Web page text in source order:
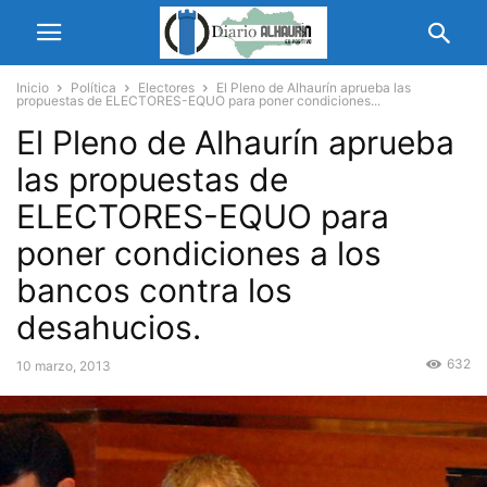
Inicio Política Electores
El Pleno de Alhaurín aprueba las
propuestas de ELECTORES-EQUO para poner condiciones...
El Pleno de Alhaurín aprueba
las propuestas de
ELECTORES-EQUO para
poner condiciones a los
bancos contra los
desahucios.
10 marzo, 2013 632